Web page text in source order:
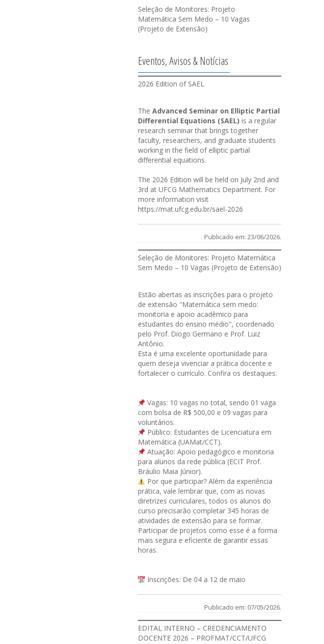
Seleção de Monitores: Projeto
Matemática Sem Medo – 10 Vagas
(Projeto de Extensão)
Eventos, Avisos & Notícias
2026 Edition of SAEL
The Advanced Seminar on Elliptic Partial
Differential Equations (SAEL) is a regular
research seminar that brings together
faculty, researchers, and graduate students
working in the field of elliptic partial
differential equations.
The 2026 Edition will be held on July 2nd and
3rd at UFCG Mathematics Department. For
more information visit
https://mat.ufcg.edu.br/sael-2026
Publicado em: 23/06/2026.
Seleção de Monitores: Projeto Matemática
Sem Medo – 10 Vagas (Projeto de Extensão)
Estão abertas as inscrições para o projeto
de extensão "Matemática sem medo:
monitoria e apoio acadêmico para
estudantes do ensino médio", coordenado
pelo Prof. Diogo Germano e Prof. Luiz
Antônio.
Esta é uma excelente oportunidade para
quem deseja vivenciar a prática docente e
fortalecer o currículo. Confira os destaques:
Vagas: 10 vagas no total, sendo 01 vaga
com bolsa de R$ 500,00 e 09 vagas para
voluntários.
Público: Estudantes de Licenciatura em
Matemática (UAMat/CCT).
Atuação: Apoio pedagógico e monitoria
para alunos da rede pública (ECIT Prof.
Bráulio Maia Júnior).
Por que participar? Além da experiência
prática, vale lembrar que, com as novas
diretrizes curriculares, todos os alunos do
curso precisarão completar 345 horas de
atividades de extensão para se formar.
Participar de projetos como esse é a forma
mais segura e eficiente de garantir essas
horas.
Inscrições: De 04 a 12 de maio
Publicado em: 07/05/2026.
EDITAL INTERNO – CREDENCIAMENTO
DOCENTE 2026 – PROFMAT/CCT/UFCG